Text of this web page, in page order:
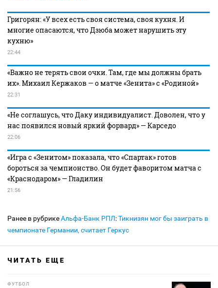
Григорян: «У всех есть своя система, своя кухня. И
многие опасаются, что Дзюба может нарушить эту
кухню»
22:44
«Важно не терять свои очки. Там, где мы должны брать
их». Михаил Кержаков — о матче «Зенита» с «Родиной»
22:31
«Не соглашусь, что Даку индивидуалист. Доволен, что у
нас появился новый яркий форвард» — Карседо
22:06
«Игра с «Зенитом» показала, что «Спартак» готов
бороться за чемпионство. Он будет фаворитом матча с
«Краснодаром» — Гладилин
21:56
Ранее в рубрикеАльфа-Банк РПЛ:Тикнизян мог бы заиграть в
чемпионате Германии, считает Геркус
ЧИТАТЬ ЕЩЕ
ФУТБОЛ